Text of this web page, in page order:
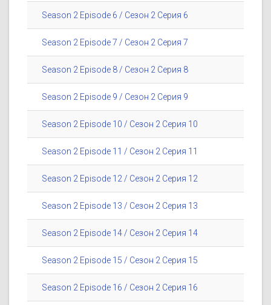
Season 2 Episode 6 / Сезон 2 Серия 6
Season 2 Episode 7 / Сезон 2 Серия 7
Season 2 Episode 8 / Сезон 2 Серия 8
Season 2 Episode 9 / Сезон 2 Серия 9
Season 2 Episode 10 / Сезон 2 Серия 10
Season 2 Episode 11 / Сезон 2 Серия 11
Season 2 Episode 12 / Сезон 2 Серия 12
Season 2 Episode 13 / Сезон 2 Серия 13
Season 2 Episode 14 / Сезон 2 Серия 14
Season 2 Episode 15 / Сезон 2 Серия 15
Season 2 Episode 16 / Сезон 2 Серия 16